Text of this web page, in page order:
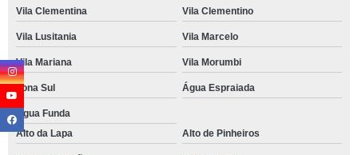
Vila Clementina Vila Clementino
Vila Lusitania Vila Marcelo
Vila Mariana Vila Morumbi
Zona Sul Água Espraiada
Água Funda
Alto da Lapa
Alto de Pinheiros